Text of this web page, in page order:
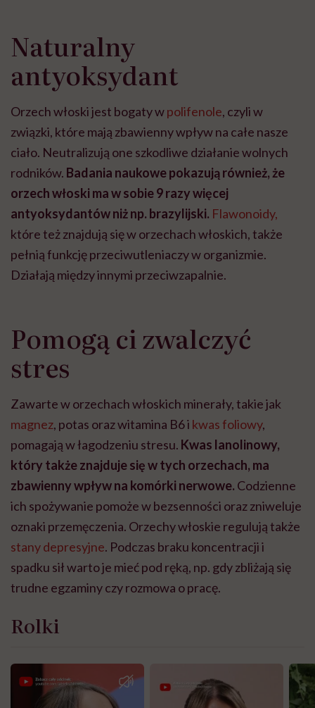
Naturalny
antyoksydant
Orzech włoski jest bogaty wpolifenole, czyli w
związki, które mają zbawienny wpływ na całe nasze
ciało. Neutralizują one szkodliwe działanie wolnych
rodników. Badania naukowe pokazują również, że
orzech włoski ma w sobie 9 razy więcej
antyoksydantów niż np. brazylijski. Flawonoidy,
które też znajdują się w orzechach włoskich, także
pełnią funkcję przeciwutleniaczy w organizmie.
Działają między innymi przeciwzapalnie.
Pomogą ci zwalczyć
stres
Zawarte w orzechach włoskich minerały, takie jak
magnez, potas oraz witamina B6 i kwas foliowy,
pomagają w łagodzeniu stresu. Kwas lanolinowy,
który także znajduje się w tych orzechach, ma
zbawienny wpływ na komórki nerwowe. Codzienne
ich spożywanie pomoże w bezsenności oraz zniweluje
oznaki przemęczenia. Orzechy włoskie regulują także
stany depresyjne. Podczas braku koncentracji i
spadku sił warto je mieć pod ręką, np. gdy zbliżają się
trudne egzaminy czy rozmowa o pracę.
Rolki